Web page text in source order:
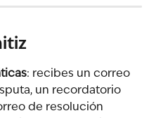
: recibes un correo
un recordatorio
de resolución